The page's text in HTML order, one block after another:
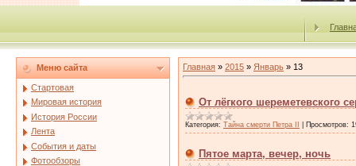
Меню сайта
Стартовая
Мировая история
История России
Лента
События и даты
Фотообзоры
Главная » 2015 » Январь » 13
От лёгкого шереметевского
Категория: Тайна смерти Петра II Просмотров:
Пятое марта, вечер, ночь